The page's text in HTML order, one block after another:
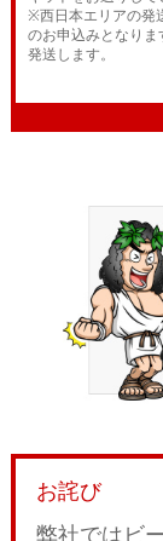
※西日本エリアの発
のお申込みとなりま
発送します。
お詫び
弊社ではビ